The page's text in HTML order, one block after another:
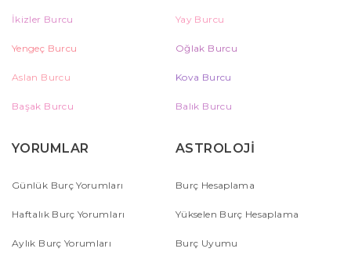
İkizler Burcu Yay Burcu
Yengeç Burcu Oğlak Burcu
Aslan Burcu Kova Burcu
Başak Burcu Balık Burcu
YORUMLAR
Günlük Burç Yorumları
Haftalık Burç Yorumları
Aylık Burç Yorumları
ASTROLOJİ
Burç Hesaplama
Yükselen Burç Hesaplama
Burç Uyumu